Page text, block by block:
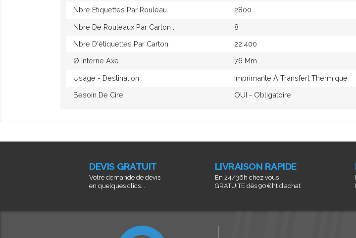
Nbre Étiquettes Par Rouleau 2800
Nbre De Rouleaux Par Carton : 8
Nbre D'étiquettes Par Carton : 22.400
Ø Interne Axe 76 Mm
Usage - Destination : Imprimante À Transfert Thermique
Besoin De Cire : OUI - Obligatoire
DEVIS GRATUIT
Votre demande de devis
en quelques clics...
LIVRAISON RAPIDE
En 24/36h chez vous
GRATUITE dès 90€ht d’achat